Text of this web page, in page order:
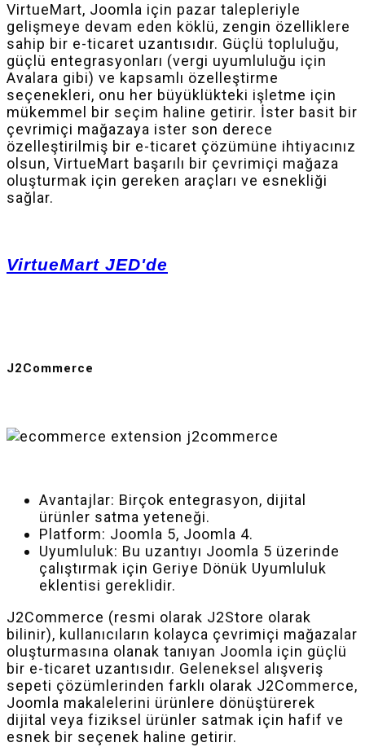
VirtueMart, Joomla için pazar talepleriyle
gelişmeye devam eden köklü, zengin özelliklere
sahip bir e-ticaret uzantısıdır. Güçlü topluluğu,
güçlü entegrasyonları (vergi uyumluluğu için
Avalara gibi) ve kapsamlı özelleştirme
seçenekleri, onu her büyüklükteki işletme için
mükemmel bir seçim haline getirir. İster basit bir
çevrimiçi mağazaya ister son derece
özelleştirilmiş bir e-ticaret çözümüne ihtiyacınız
olsun, VirtueMart başarılı bir çevrimiçi mağaza
oluşturmak için gereken araçları ve esnekliği
sağlar.
VirtueMart JED'de
J2Commerce
Avantajlar: Birçok entegrasyon, dijital
ürünler satma yeteneği.
Platform: Joomla 5, Joomla 4.
Uyumluluk: Bu uzantıyı Joomla 5 üzerinde
çalıştırmak için Geriye Dönük Uyumluluk
eklentisi gereklidir.
J2Commerce (resmi olarak J2Store olarak
bilinir), kullanıcıların kolayca çevrimiçi mağazalar
oluşturmasına olanak tanıyan Joomla için güçlü
bir e-ticaret uzantısıdır. Geleneksel alışveriş
sepeti çözümlerinden farklı olarak J2Commerce,
Joomla makalelerini ürünlere dönüştürerek
dijital veya fiziksel ürünler satmak için hafif ve
esnek bir seçenek haline getirir.